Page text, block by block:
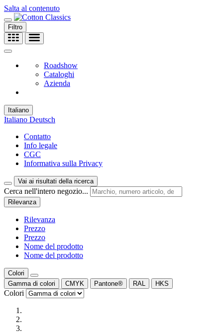
Salta al contenuto
Filtro
Roadshow
Cataloghi
Azienda
Italiano
Italiano Deutsch
Contatto
Info legale
CGC
Informativa sulla Privacy
Vai ai risultati della ricerca
Cerca nell'intero negozio...
Rilevanza
Rilevanza
Prezzo
Prezzo
Nome del prodotto
Nome del prodotto
Colori
Gamma di colori
CMYK Pantone® RAL HKS
Colori